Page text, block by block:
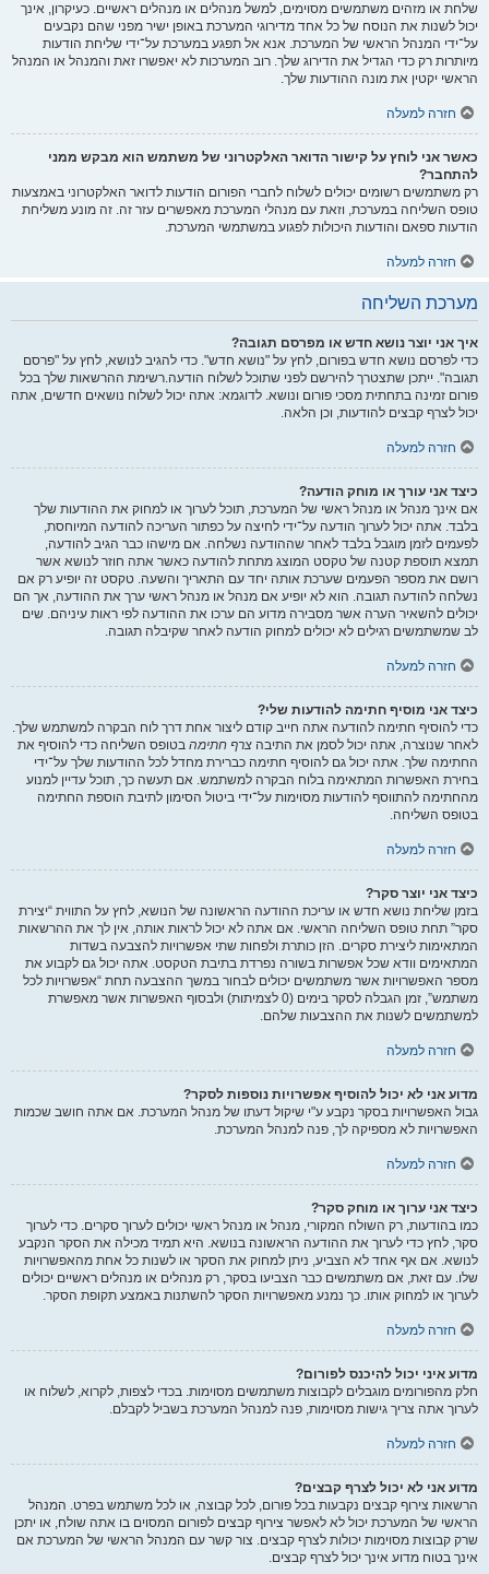
שלחת או מזהים משתמשים מסוימים, למשל מנהלים או מנהלים ראשיים. כעיקרון, אינך
יכול לשנות את הנוסח של כל אחד מדירוגי המערכת באופן ישיר מפני שהם נקבעים
על־ידי המנהל הראשי של המערכת. אנא אל תפגע במערכת על־ידי שליחת הודעות
מיותרות רק כדי הגדיל את הדירוג שלך. רוב המערכות לא יאפשרו זאת והמנהל או המנהל
הראשי יקטין את מונה ההודעות שלך.
חזרה למעלה
כאשר אני לוחץ על קישור הדואר האלקטרוני של משתמש הוא מבקש ממני
להתחבר?
רק משתמשים רשומים יכולים לשלוח לחברי הפורום הודעות לדואר האלקטרוני באמצעות
טופס השליחה במערכת, וזאת עם מנהלי המערכת מאפשרים עזר זה. זה מונע משליחת
הודעות ספאם והודעות היכולות לפגוע במשתמשי המערכת.
חזרה למעלה
מערכת השליחה
איך אני יוצר נושא חדש או מפרסם תגובה?
כדי לפרסם נושא חדש בפורום, לחץ על "נושא חדש". כדי להגיב לנושא, לחץ על "פרסם
תגובה". ייתכן שתצטרך להירשם לפני שתוכל לשלוח הודעה.רשימת ההרשאות שלך בכל
פורום זמינה בתחתית מסכי פורום ונושא. לדוגמא: אתה יכול לשלוח נושאים חדשים, אתה
יכול לצרף קבצים להודעות, וכן הלאה.
חזרה למעלה
כיצד אני עורך או מוחק הודעה?
אם אינך מנהל או מנהל ראשי של המערכת, תוכל לערוך או למחוק את ההודעות שלך
בלבד. אתה יכול לערוך הודעה על־ידי לחיצה על כפתור העריכה להודעה המיוחסת,
לפעמים לזמן מוגבל בלבד לאחר שההודעה נשלחה. אם מישהו כבר הגיב להודעה,
תמצא תוספת קטנה של טקסט המוצג מתחת להודעה כאשר אתה חוזר לנושא אשר
רושם את מספר הפעמים שערכת אותה יחד עם התאריך והשעה. טקסט זה יופיע רק אם
נשלחה להודעה תגובה. הוא לא יופיע אם מנהל או מנהל ראשי ערך את ההודעה, אך הם
יכולים להשאיר הערה אשר מסבירה מדוע הם ערכו את ההודעה לפי ראות עיניהם. שים
לב שמשתמשים רגילים לא יכולים למחוק הודעה לאחר שקיבלה תגובה.
חזרה למעלה
כיצד אני מוסיף חתימה להודעות שלי?
כדי להוסיף חתימה להודעה אתה חייב קודם ליצור אחת דרך לוח הבקרה למשתמש שלך.
לאחר שנוצרה, אתה יכול לסמן את התיבה צרף חתימה בטופס השליחה כדי להוסיף את
החתימה שלך. אתה יכול גם להוסיף חתימה כברירת מחדל לכל ההודעות שלך על־ידי
בחירת האפשרות המתאימה בלוח הבקרה למשתמש. אם תעשה כך, תוכל עדיין למנוע
מהחתימה להתווסף להודעות מסוימות על־ידי ביטול הסימון לתיבת הוספת החתימה
בטופס השליחה.
חזרה למעלה
כיצד אני יוצר סקר?
בזמן שליחת נושא חדש או עריכת ההודעה הראשונה של הנושא, לחץ על התווית “יצירת
סקר” תחת טופס השליחה הראשי. אם אתה לא יכול לראות אותה, אין לך את ההרשאות
המתאימות ליצירת סקרים. הזן כותרת ולפחות שתי אפשרויות להצבעה בשדות
המתאימים וודא שכל אפשרות בשורה נפרדת בתיבת הטקסט. אתה יכול גם לקבוע את
מספר האפשרויות אשר משתמשים יכולים לבחור במשך ההצבעה תחת “אפשרויות לכל
משתמש”, זמן הגבלה לסקר בימים (0 לצמיתות) ולבסוף האפשרות אשר מאפשרת
למשתמשים לשנות את ההצבעות שלהם.
חזרה למעלה
מדוע אני לא יכול להוסיף אפשרויות נוספות לסקר?
גבול האפשרויות בסקר נקבע ע"י שיקול דעתו של מנהל המערכת. אם אתה חושב שכמות
האפשרויות לא מספיקה לך, פנה למנהל המערכת.
חזרה למעלה
כיצד אני ערוך או מוחק סקר?
כמו בהודעות, רק השולח המקורי, מנהל או מנהל ראשי יכולים לערוך סקרים. כדי לערוך
סקר, לחץ כדי לערוך את ההודעה הראשונה בנושא. היא תמיד מכילה את הסקר הנקבע
לנושא. אם אף אחד לא הצביע, ניתן למחוק את הסקר או לשנות כל אחת מהאפשרויות
שלו. עם זאת, אם משתמשים כבר הצביעו בסקר, רק מנהלים או מנהלים ראשיים יכולים
לערוך או למחוק אותו. כך נמנע מאפשרויות הסקר להשתנות באמצע תקופת הסקר.
חזרה למעלה
מדוע איני יכול להיכנס לפורום?
חלק מהפורומים מוגבלים לקבוצות משתמשים מסוימות. בכדי לצפות, לקרוא, לשלוח או
לערוך אתה צריך גישות מסוימות, פנה למנהל המערכת בשביל לקבלם.
חזרה למעלה
מדוע אני לא יכול לצרף קבצים?
הרשאות צירוף קבצים נקבעות בכל פורום, לכל קבוצה, או לכל משתמש בפרט. המנהל
הראשי של המערכת יכול לא לאפשר צירוף קבצים לפורום המסוים בו אתה שולח, או יתכן
שרק קבוצות מסוימות יכולות לצרף קבצים. צור קשר עם המנהל הראשי של המערכת אם
אינך בטוח מדוע אינך יכול לצרף קבצים.